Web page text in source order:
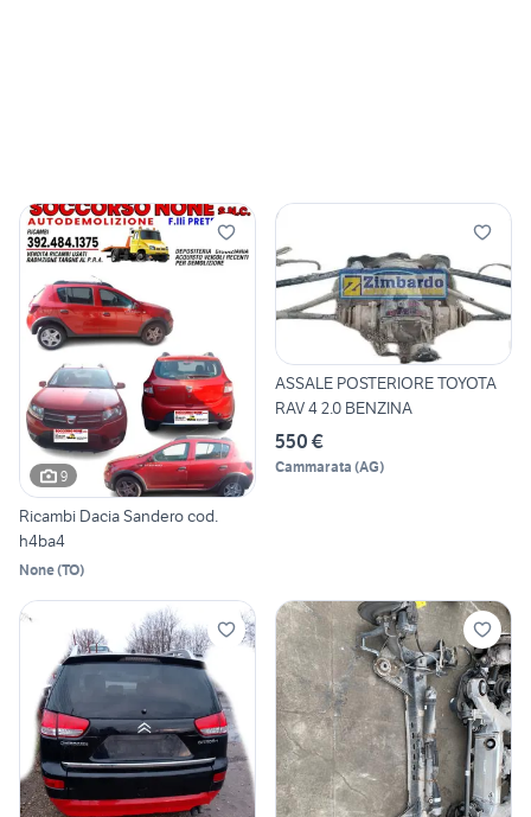
9
Ricambi Dacia Sandero cod.
h4ba4
None(TO)
ASSALE POSTERIORE TOYOTA
RAV 4 2.0 BENZINA
550 €
Cammarata (AG)